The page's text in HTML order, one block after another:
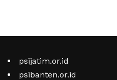
psijatim.or.id
psibanten.or.id